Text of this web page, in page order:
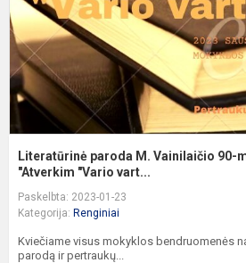
Literatūrinė paroda M. Vainilaičio 90-
"Atverkim "Vario vart...
Paskelbta: 2023-01-23
Kategorija: Renginiai
Kviečiame visus mokyklos bendruomenės
parodą ir pertraukų...